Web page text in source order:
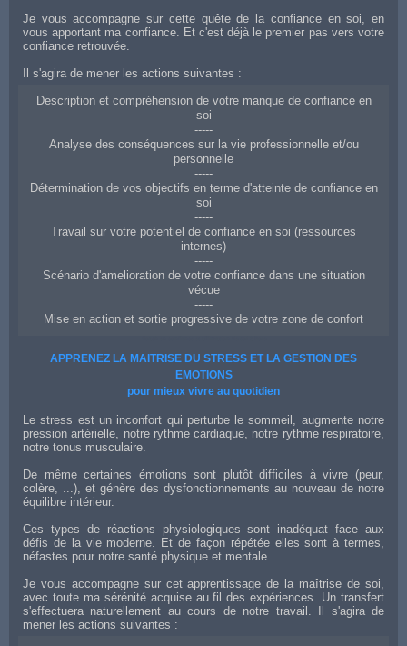
Je vous accompagne sur cette quête de la confiance en soi, en
vous apportant ma confiance. Et c'est déjà le premier pas vers votre
confiance retrouvée.
Il s'agira de mener les actions suivantes :
Description et compréhension de votre manque de confiance en
soi
-----
Analyse des conséquences sur la vie professionnelle et/ou
personnelle
-----
Détermination de vos objectifs en terme d'atteinte de confiance en
soi
-----
Travail sur votre potentiel de confiance en soi (ressources
internes)
-----
Scénario d'amelioration de votre confiance dans une situation
vécue
-----
Mise en action et sortie progressive de votre zone de confort
APPRENEZ LA MAITRISE DU STRESS ET LA GESTION DES
EMOTIONS
pour mieux vivre au quotidien
Le stress est un inconfort qui perturbe le sommeil, augmente notre
pression artérielle, notre rythme cardiaque, notre rythme respiratoire,
notre tonus musculaire.
De même certaines émotions sont plutôt difficiles à vivre (peur,
colère, ...), et génère des dysfonctionnements au nouveau de notre
équilibre intérieur.
Ces types de réactions physiologiques sont inadéquat face aux
défis de la vie moderne. Et de façon répétée elles sont à termes,
néfastes pour notre santé physique et mentale.
Je vous accompagne sur cet apprentissage de la maîtrise de soi,
avec toute ma sérénité acquise au fil des expériences. Un transfert
s'effectuera naturellement au cours de notre travail. Il s'agira de
mener les actions suivantes :